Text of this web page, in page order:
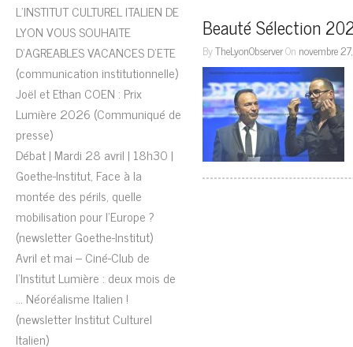
L’INSTITUT CULTUREL ITALIEN DE
LYON VOUS SOUHAITE
D’AGREABLES VACANCES D’ETE
(communication institutionnelle)
Joël et Ethan COEN : Prix
Lumière 2026 (Communiqué de
presse)
Débat | Mardi 28 avril | 18h30 |
Goethe-Institut, Face à la
montée des périls, quelle
mobilisation pour l’Europe ?
(newsletter Goethe-Institut)
Avril et mai – Ciné-Club de
l’Institut Lumière : deux mois de
… Néoréalisme Italien !
(newsletter Institut Culturel
Italien)
Beauté Sélection
ByTheLyonObserverOn novembre